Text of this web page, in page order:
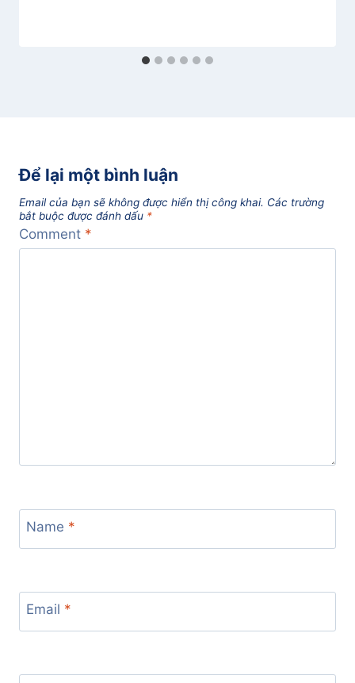
Để lại một bình luận
Email của bạn sẽ không được hiển thị công khai. Các trường
bắt buộc được đánh dấu *
Comment *
Name *
Email *